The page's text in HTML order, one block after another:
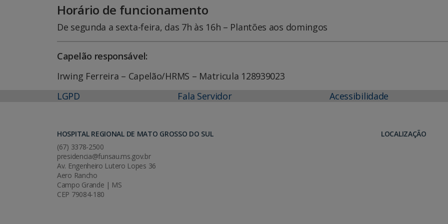
Horário de funcionamento
De segunda a sexta-feira, das 7h às 16h – Plantões aos domingos
Capelão responsável:
Irwing Ferreira – Capelão/HRMS – Matricula 128939023
LGPD
Fala Servidor Acessibilidade
HOSPITAL REGIONAL DE MATO GROSSO DO SUL
(67) 3378-2500
presidencia@funsau.ms.gov.br
Av. Engenheiro Lutero Lopes 36
Aero Rancho
Campo Grande | MS
CEP 79084-180
LOCALIZAÇÃO